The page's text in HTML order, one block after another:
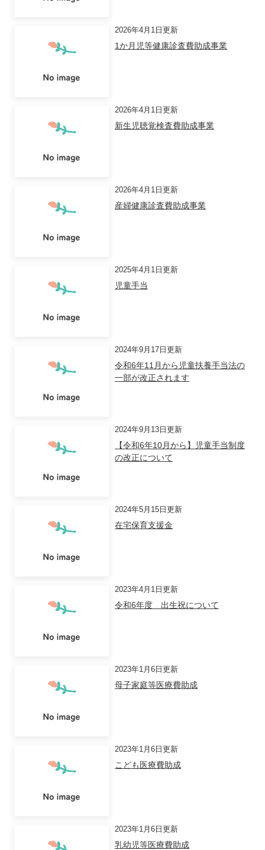
2026年4月1日更新
1か月児等健康診査費助成事業
2026年4月1日更新
新生児聴覚検査費助成事業
2026年4月1日更新
産婦健康診査費助成事業
2025年4月1日更新
児童手当
2024年9月17日更新
令和6年11月から児童扶養手当法の
一部が改正されます
2024年9月13日更新
【令和6年10月から】児童手当制度
の改正について
2024年5月15日更新
在宅保育支援金
2023年4月1日更新
令和6年度 出生祝について
2023年1月6日更新
母子家庭等医療費助成
2023年1月6日更新
こども医療費助成
2023年1月6日更新
乳幼児等医療費助成